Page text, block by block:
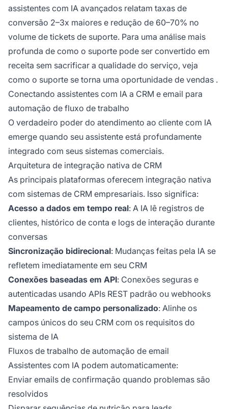
assistentes com IA avançados relatam taxas de
conversão 2–3x maiores e redução de 60–70% no
volume de tickets de suporte. Para uma análise mais
profunda de como o suporte pode ser convertido em
receita sem sacrificar a qualidade do serviço, veja
como o suporte se torna uma oportunidade de vendas .
Conectando assistentes com IA a CRM e email para
automação de fluxo de trabalho
O verdadeiro poder do atendimento ao cliente com IA
emerge quando seu assistente está profundamente
integrado com seus sistemas comerciais.
Arquitetura de integração nativa de CRM
As principais plataformas oferecem integração nativa
com sistemas de CRM empresariais. Isso significa:
Acesso a dados em tempo real: A IA lê registros de
clientes, histórico de conta e logs de interação durante
conversas
Sincronização bidirecional: Mudanças feitas pela IA se
refletem imediatamente em seu CRM
Conexões baseadas em API: Conexões seguras e
autenticadas usando APIs REST padrão ou webhooks
Mapeamento de campo personalizado: Alinhe os
campos únicos do seu CRM com os requisitos do
sistema de IA
Fluxos de trabalho de automação de email
Assistentes com IA podem automaticamente:
Enviar emails de confirmação quando problemas são
resolvidos